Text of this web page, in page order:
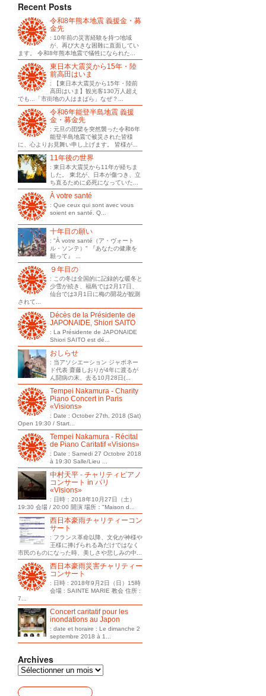
Recent Posts
令和8年熊本地震 義援金・募
金先
: 10年前の災害経験を持つ地域
が、再び大きな困難に直面してい
ます。 令和8年熊本地震で犠牲になられた...
東日本大震災から15年・陸
前高田はいま
: 【東日本大震災から15年・陸前
高田はいま】観光客130万人超え
でも...「市街地の人はまばら」なぜ？...
令和6年能登半島地震 義援
金・募金先
: 元旦の団欒を突然襲った令和6年
能登半島地震で被災された皆様
に、心よりお見舞い申し上げます。 皆様が...
11年後の世界
: 東日本大震災から11年が経ちま
した。 東北が、日本が傷つき、立
ち直るために必死になっていた...
À votre santé
: Que ceux qui sont avec vous
soient en santé. Q...
十年目の願い
: "À votre santé（ア・ヴォート
ル・ソンテ）" 『あなたの健康を
願って』 ...
９年目の
: この冬は全国的に記録的な暖冬と
少雪が続き、福島では2月17日、
仙台では3月1日に梅の開花が観測
されて...
Décès de la Présidente de
JAPONAIDE, Shiori SAITO
: La Présidente de JAPONAIDE
Shiori SAITO est dé...
おしらせ
: 当アソシエーション ジャポネー
ド代表 齋藤しおりが4年に渡るが
ん闘病の末、去る10月28日(...
Tempei Nakamura - Charity
Piano Concert in Paris
«Visions»
: Date : October 27th, 2018 (Sat)
Open 19:30 / Start...
Tempei Nakamura - Récital
de Piano Caritatif «Visions»
: Date : Samedi 27 Octobre 2018
à 19:30 Salle/Lieu ...
中村天平 - チャリティピアノ
コンサート in パリ
«Visions»
: 日時：2018年10月27日（土）
19:30 会場 / 20:00 開演 場所："Maison d...
西日本豪雨チャリティーコン
サート
: フランス革命以降、文化が神様や
王様に捧げられる為だけではなく
市民のものになった時、美しさや悲しみの中...
西日本豪雨災害チャリティー
コンサート
: 日時 : 2018年9月2日（日）15時
会場 : SAINTE MARIE 教会 住所 :
7...
Concert caritatif pour les
inondations au Japon
: date et horaire : Le dimanche 2
septembre 2018 à 1...
Archives